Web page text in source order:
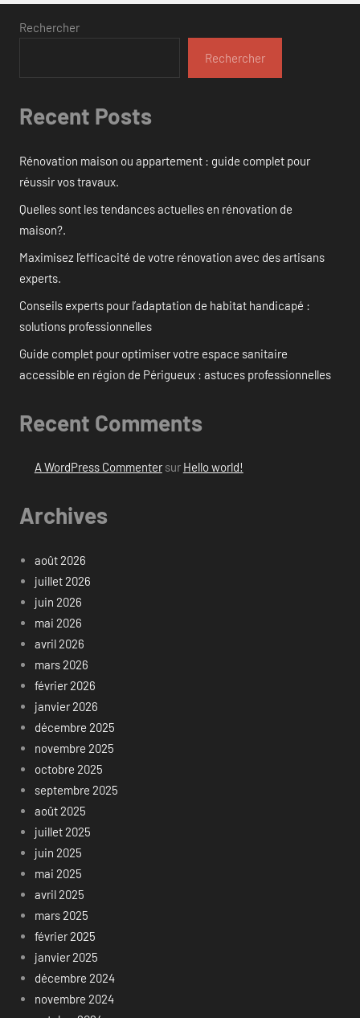
Rechercher
Rechercher
Recent Posts
Rénovation maison ou appartement : guide complet pour
réussir vos travaux.
Quelles sont les tendances actuelles en rénovation de
maison?.
Maximisez l’efficacité de votre rénovation avec des artisans
experts.
Conseils experts pour l’adaptation de habitat handicapé :
solutions professionnelles
Guide complet pour optimiser votre espace sanitaire
accessible en région de Périgueux : astuces professionnelles
Recent Comments
A WordPress Commentersur Hello world!
Archives
août 2026
juillet 2026
juin 2026
mai 2026
avril 2026
mars 2026
février 2026
janvier 2026
décembre 2025
novembre 2025
octobre 2025
septembre 2025
août 2025
juillet 2025
juin 2025
mai 2025
avril 2025
mars 2025
février 2025
janvier 2025
décembre 2024
novembre 2024